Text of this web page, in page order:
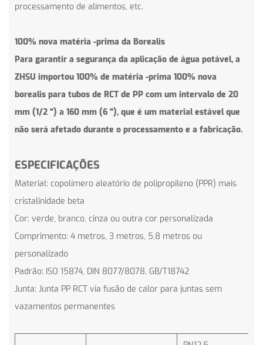
processamento de alimentos, etc.
100% nova matéria -prima da Borealis
Para garantir a segurança da aplicação de água potável, a
ZHSU importou 100% de matéria -prima 100% nova
borealis para tubos de RCT de PP com um intervalo de 20
mm (1/2 ") a 160 mm (6 "), que é um material estável que
não será afetado durante o processamento e a fabricação.
ESPECIFICAÇÕES
Material: copolímero aleatório de polipropileno (PPR) mais
cristalinidade beta
Cor: verde, branco, cinza ou outra cor personalizada
Comprimento: 4 metros, 3 metros, 5,8 metros ou
personalizado
Padrão: ISO 15874, DIN 8077/8078, GB/T18742
Junta: Junta PP RCT via fusão de calor para juntas sem
vazamentos permanentes